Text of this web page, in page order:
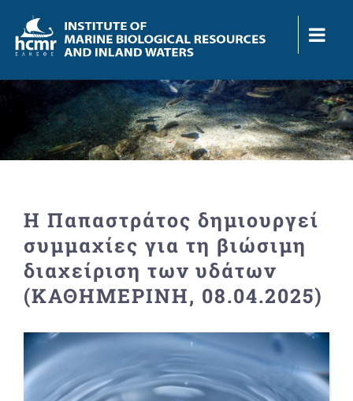
content
Η Παπαστράτος δημιουργεί
συμμαχίες για τη βιώσιμη
διαχείριση των υδάτων
(ΚΑΘΗΜΕΡΙΝΗ, 08.04.2025)
View
Larger
Image